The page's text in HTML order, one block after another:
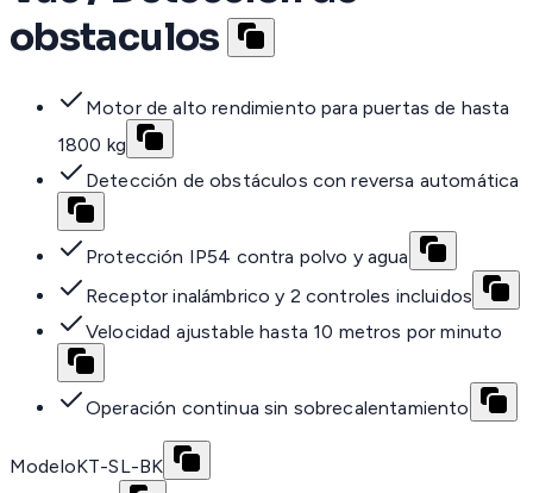
obstaculos
Motor de alto rendimiento para puertas de hasta
1800 kg
Detección de obstáculos con reversa automática
Protección IP54 contra polvo y agua
Receptor inalámbrico y 2 controles incluidos
Velocidad ajustable hasta 10 metros por minuto
Operación continua sin sobrecalentamiento
ModeloKT-SL-BK